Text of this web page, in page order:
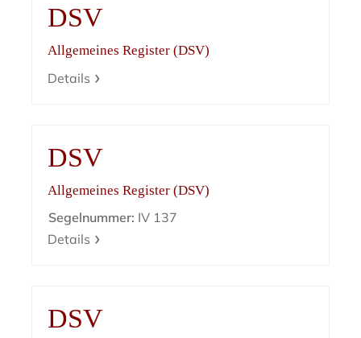
DSV
Allgemeines Register (DSV)
Details
DSV
Allgemeines Register (DSV)
Segelnummer: IV 137
Details
DSV